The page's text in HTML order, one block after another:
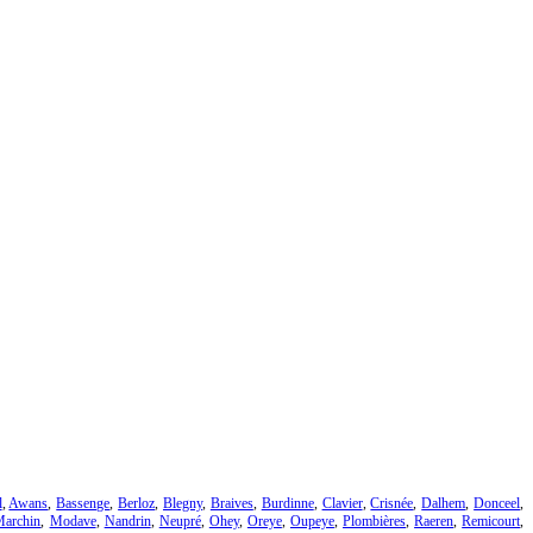
,Awans,Bassenge,Berloz, Blegny, Braives, Burdinne, Clavier,Crisnée,Dalhem,Donceel,
, Modave, Nandrin, Neupré, Ohey, Oreye, Oupeye,Plombières,Raeren,Remicourt,